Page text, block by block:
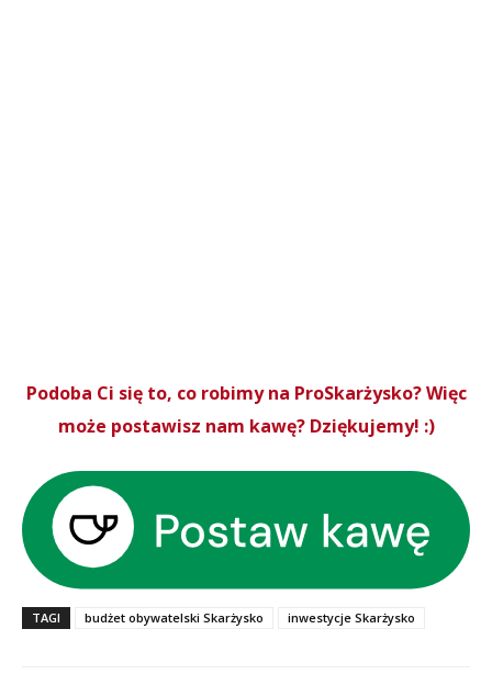
Podoba Ci się to, co robimy na ProSkarżysko? Więc
może postawisz nam kawę? Dziękujemy! :)
TAGI budżet obywatelski Skarżysko inwestycje Skarżysko